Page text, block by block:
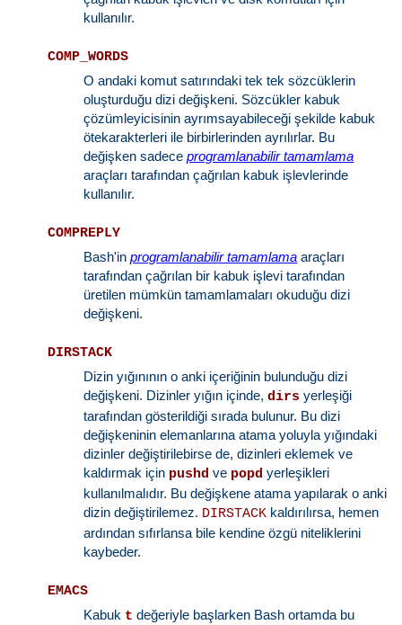
kullanılır.
COMP_WORDS
O andaki komut satırındaki tek tek sözcüklerin
oluşturduğu dizi değişkeni. Sözcükler kabuk
çözümleyicisinin ayrımsayabileceği şekilde kabuk
ötekarakterleri ile birbirlerinden ayrılırlar. Bu
değişken sadeceprogramlanabilir tamamlama
araçları tarafından çağrılan kabuk işlevlerinde
kullanılır.
COMPREPLY
Bash'inprogramlanabilir tamamlama araçları
tarafından çağrılan bir kabuk işlevi tarafından
üretilen mümkün tamamlamaları okuduğu dizi
değişkeni.
DIRSTACK
Dizin yığınının o anki içeriğinin bulunduğu dizi
değişkeni. Dizinler yığın içinde,dirs yerleşiği
tarafından gösterildiği sırada bulunur. Bu dizi
değişkeninin elemanlarına atama yoluyla yığındaki
dizinler değiştirilebirse de, dizinleri eklemek ve
kaldırmak için pushd ve popd yerleşikleri
kullanılmalıdır. Bu değişkene atama yapılarak o anki
dizin değiştirilemez. DIRSTACK kaldırılırsa, hemen
ardından sıfırlansa bile kendine özgü niteliklerini
kaybeder.
EMACS
Kabuk t değeriyle başlarken Bash ortamda bu